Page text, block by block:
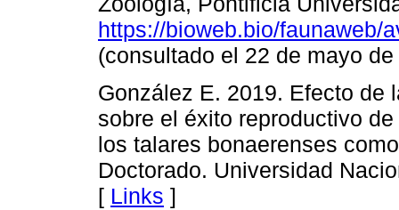
https://bioweb.bio/faunaweb/
(consultado el 22 de mayo
González E. 2019. Efecto de
sobre el éxito reproductivo
los talares bonaerenses
Doctorado. Universidad
[ Links ]